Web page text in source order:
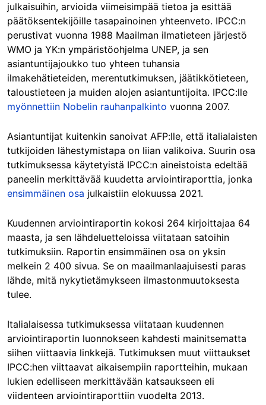
julkaisuihin, arvioida viimeisimpää tietoa ja esittää
päätöksentekijöille tasapainoinen yhteenveto. IPCC:n
perustivat vuonna 1988 Maailman ilmatieteen järjestö
WMO ja YK:n ympäristöohjelma UNEP, ja sen
asiantuntijajoukko tuo yhteen tuhansia
ilmakehätieteiden, merentutkimuksen, jäätikkötieteen,
taloustieteen ja muiden alojen asiantuntijoita. IPCC:lle
myönnettiin Nobelin rauhanpalkinto vuonna 2007.
Asiantuntijat kuitenkin sanoivat AFP:lle, että italialaisten
tutkijoiden lähestymistapa on liian valikoiva. Suurin osa
tutkimuksessa käytetyistä IPCC:n aineistoista edeltää
paneelin merkittävää kuudetta arviointiraporttia, jonka
ensimmäinen osa julkaistiin elokuussa 2021.
Kuudennen arviointiraportin kokosi 264 kirjoittajaa 64
maasta, ja sen lähdeluetteloissa viitataan satoihin
tutkimuksiin. Raportin ensimmäinen osa on yksin
melkein 2 400 sivua. Se on maailmanlaajuisesti paras
lähde, mitä nykytietämykseen ilmastonmuutoksesta
tulee.
Italialaisessa tutkimuksessa viitataan kuudennen
arviointiraportin luonnokseen kahdesti mainitsematta
siihen viittaavia linkkejä. Tutkimuksen muut viittaukset
IPCC:hen viittaavat aikaisempiin raportteihin, mukaan
lukien edelliseen merkittävään katsaukseen eli
viidenteen arviointiraporttiin vuodelta 2013.